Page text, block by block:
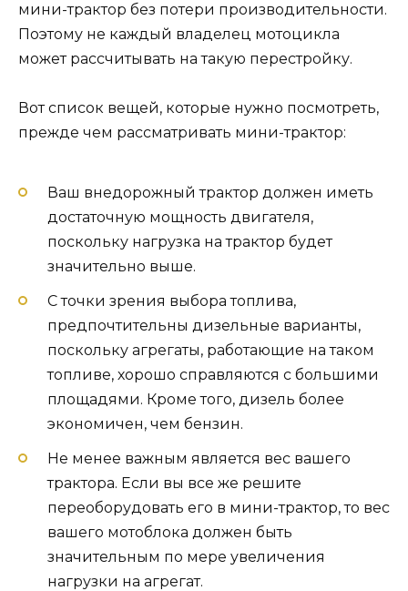
мини-трактор без потери производительности.
Поэтому не каждый владелец мотоцикла
может рассчитывать на такую ​​перестройку.
Вот список вещей, которые нужно посмотреть,
прежде чем рассматривать мини-трактор:
Ваш внедорожный трактор должен иметь
достаточную мощность двигателя,
поскольку нагрузка на трактор будет
значительно выше.
С точки зрения выбора топлива,
предпочтительны дизельные варианты,
поскольку агрегаты, работающие на таком
топливе, хорошо справляются с большими
площадями. Кроме того, дизель более
экономичен, чем бензин.
Не менее важным является вес вашего
трактора. Если вы все же решите
переоборудовать его в мини-трактор, то вес
вашего мотоблока должен быть
значительным по мере увеличения
нагрузки на агрегат.